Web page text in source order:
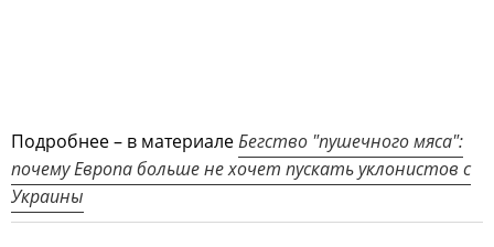
Подробнее – в материалеБегство "пушечного мяса":
почему Европа больше не хочет пускать уклонистов с
Украины